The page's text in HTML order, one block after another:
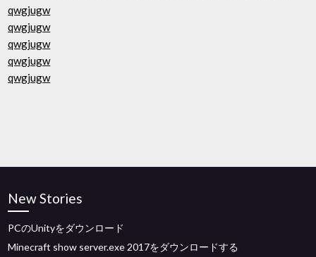
qwgjugw
qwgjugw
qwgjugw
qwgjugw
qwgjugw
New Stories
PCのUnityをダウンロード
Minecraft show server.exe 2017をダウンロードする